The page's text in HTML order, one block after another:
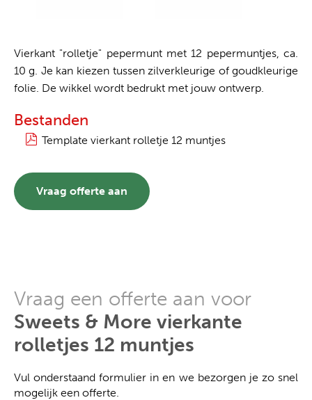
Vierkant "rolletje" pepermunt met 12 pepermuntjes, ca.
10 g. Je kan kiezen tussen zilverkleurige of goudkleurige
folie. De wikkel wordt bedrukt met jouw ontwerp.
Bestanden
Template vierkant rolletje 12 muntjes
Vraag offerte aan
Vraag een offerte aan voor
Sweets & More vierkante
rolletjes 12 muntjes
Vul onderstaand formulier in en we bezorgen je zo snel
mogelijk een offerte.